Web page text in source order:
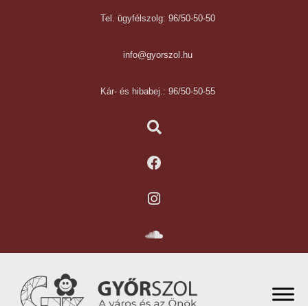
Tel. ügyfélszolg: 96/50-50-50
info@gyorszol.hu
Kár- és hibabej.: 96/50-50-55